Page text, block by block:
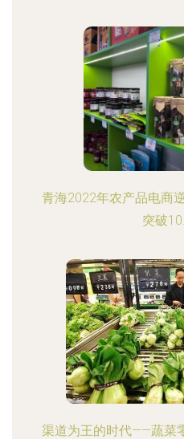
青海2022年农产品电商
突破
渠道为王的时代——蔬菜